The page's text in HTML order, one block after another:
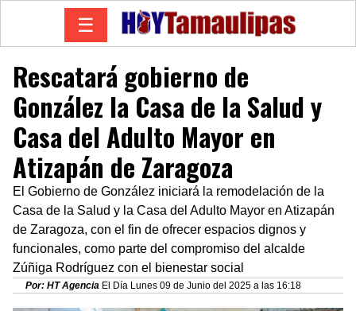
☰
Rescatará gobierno de
González la Casa de la Salud y
Casa del Adulto Mayor en
Atizapán de Zaragoza
El Gobierno de González iniciará la remodelación de la
Casa de la Salud y la Casa del Adulto Mayor en Atizapán
de Zaragoza, con el fin de ofrecer espacios dignos y
funcionales, como parte del compromiso del alcalde
Zúñiga Rodríguez con el bienestar social
Por: HT Agencia El Día Lunes 09 de Junio del 2025 a las 16:18